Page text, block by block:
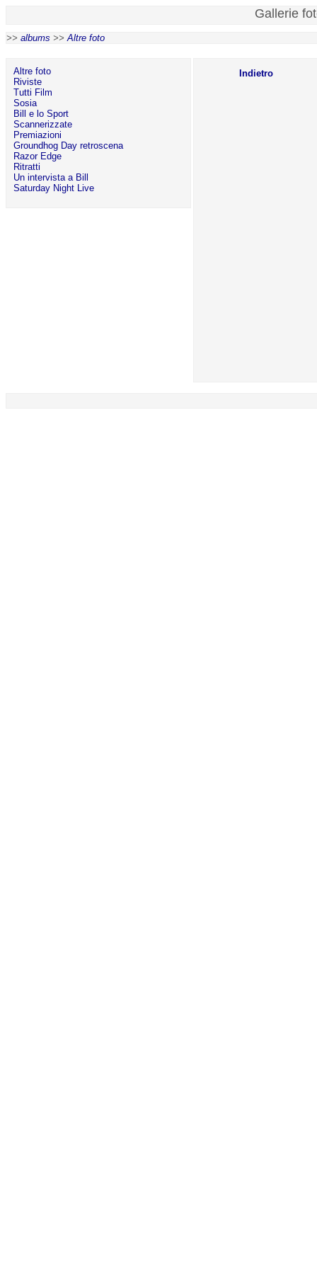
Gallerie
>> albums >>Altre foto
Altre foto
Riviste
Tutti Film
Sosia
Bill e lo Sport
Scannerizzate
Premiazioni
Groundhog Day retroscena
Razor Edge
Ritratti
Un intervista a Bill
Saturday Night Live
Indietro